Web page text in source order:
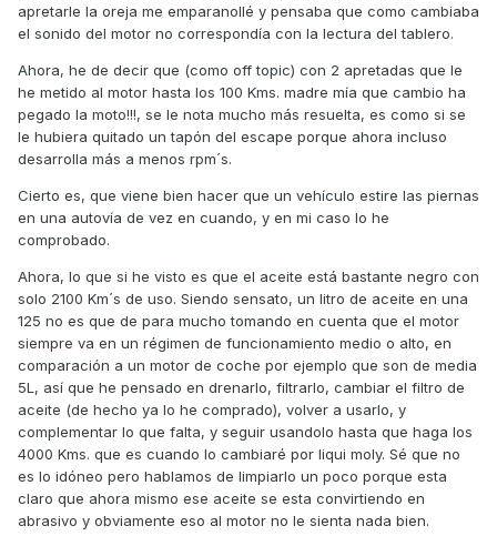
apretarle la oreja me emparanollé y pensaba que como cambiaba
el sonido del motor no correspondía con la lectura del tablero.
Ahora, he de decir que (como off topic) con 2 apretadas que le
he metido al motor hasta los 100 Kms. madre mía que cambio ha
pegado la moto!!!, se le nota mucho más resuelta, es como si se
le hubiera quitado un tapón del escape porque ahora incluso
desarrolla más a menos rpm´s.
Cierto es, que viene bien hacer que un vehículo estire las piernas
en una autovía de vez en cuando, y en mi caso lo he
comprobado.
Ahora, lo que si he visto es que el aceite está bastante negro con
solo 2100 Km´s de uso. Siendo sensato, un litro de aceite en una
125 no es que de para mucho tomando en cuenta que el motor
siempre va en un régimen de funcionamiento medio o alto, en
comparación a un motor de coche por ejemplo que son de media
5L, así que he pensado en drenarlo, filtrarlo, cambiar el filtro de
aceite (de hecho ya lo he comprado), volver a usarlo, y
complementar lo que falta, y seguir usandolo hasta que haga los
4000 Kms. que es cuando lo cambiaré por liqui moly. Sé que no
es lo idóneo pero hablamos de limpiarlo un poco porque esta
claro que ahora mismo ese aceite se esta convirtiendo en
abrasivo y obviamente eso al motor no le sienta nada bien.